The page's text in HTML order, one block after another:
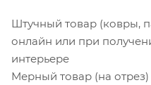
Штучный товар (ковры,
онлайн или при
интерьере
Мерный товар (на